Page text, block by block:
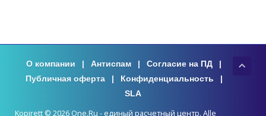
О компании | Антиспам | Согласие на ПД
|
Публичная оферта
| Конфиденциальность
|
SLA
Kopirett © 2026 One.Ru - единый расчетный центр. Alle